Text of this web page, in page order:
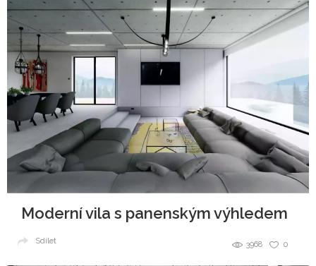
Moderní vila s panenským výhledem
0
3968
Sdílet